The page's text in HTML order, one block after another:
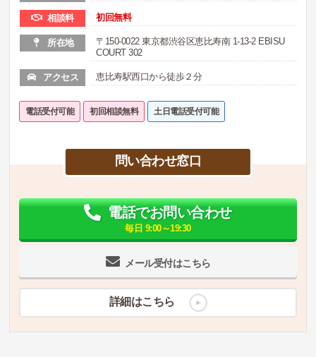
相談料 初回無料
所在地
〒150-0022 東京都渋谷区恵比寿南 1-13-2 EBISU
COURT 302
アクセス 恵比寿駅西口から徒歩２分
電話受付可能 初回相談無料 土日電話受付可能
問い合わせ窓口
メール受付はこちら
電話でお問い合わせ
毎日 9:00～19:30
詳細はこちら